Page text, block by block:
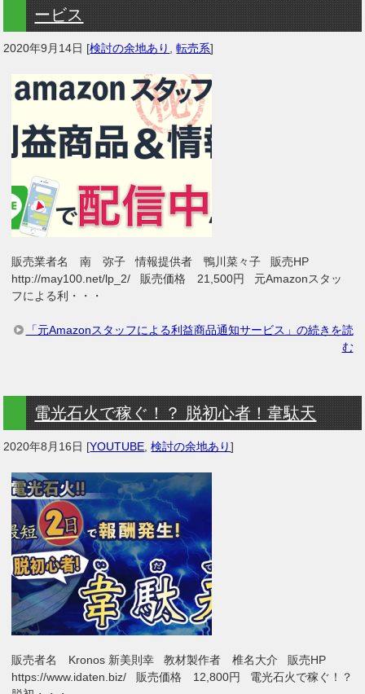
ービス
2020年9月14日 [検討の余地あり ,転売系]
販売業者名 南 弥子 情報提供者 鴨川菜々子 販売HP
http://may100.net/lp_2/ 販売価格 21,500円 元Amazonスタッ
フによる利・・・
「元Amazonスタッフによる利益商品通知サービス」の続きを読
む
電光石火で稼ぐ！？ 脱初心者！韋駄天
2020年8月16日 [YOUTUBE ,検討の余地あり]
販売者名 Kronos 新美則幸 教材製作者 椎名大介 販売HP
https://www.idaten.biz/ 販売価格 12,800円 電光石火で稼ぐ！？